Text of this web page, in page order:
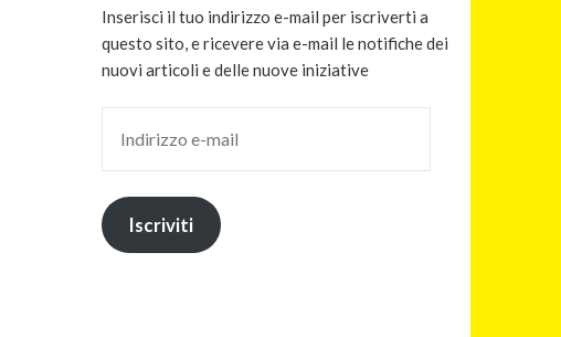
Inserisci il tuo indirizzo e-mail per iscriverti a
questo sito, e ricevere via e-mail le notifiche dei
nuovi articoli e delle nuove iniziative
Iscriviti